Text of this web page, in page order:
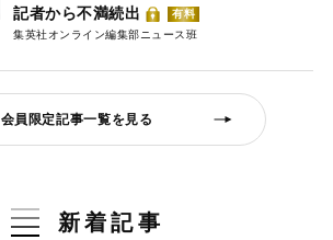
記者から不満続出
有料
集英社オンライン編集部ニュース班
会員限定記事一覧を見る
新着記事